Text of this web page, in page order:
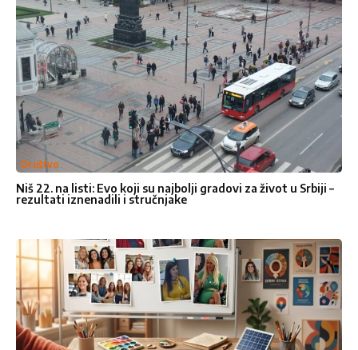
Naslov *
Vaša poruka*
Ocenite nas
1
Star
2
Stars
3
Stars
4
Stars
5
Stars
Društvo
Niš 22. na listi: Evo koji su najbolji gradovi za život u Srbiji –
rezultati iznenadili i stručnjake